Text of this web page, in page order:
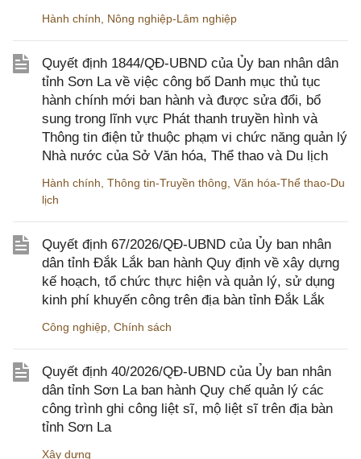
Hành chính Nông nghiệp-Lâm nghiệp
Quyết định 1844/QĐ-UBND của Ủy ban nhân dân
tỉnh Sơn La về việc công bố Danh mục thủ tục
hành chính mới ban hành và được sửa đổi, bổ
sung trong lĩnh vực Phát thanh truyền hình và
Thông tin điện tử thuộc phạm vi chức năng quản lý
Nhà nước của Sở Văn hóa, Thể thao và Du lịch
Hành chính Thông tin-Truyền thông Văn hóa-Thể thao-Du
lịch
Quyết định 67/2026/QĐ-UBND của Ủy ban nhân
dân tỉnh Đắk Lắk ban hành Quy định về xây dựng
kế hoạch, tổ chức thực hiện và quản lý, sử dụng
kinh phí khuyến công trên địa bàn tỉnh Đắk Lắk
Công nghiệp Chính sách
Quyết định 40/2026/QĐ-UBND của Ủy ban nhân
dân tỉnh Sơn La ban hành Quy chế quản lý các
công trình ghi công liệt sĩ, mộ liệt sĩ trên địa bàn
tỉnh Sơn La
Xây dựng